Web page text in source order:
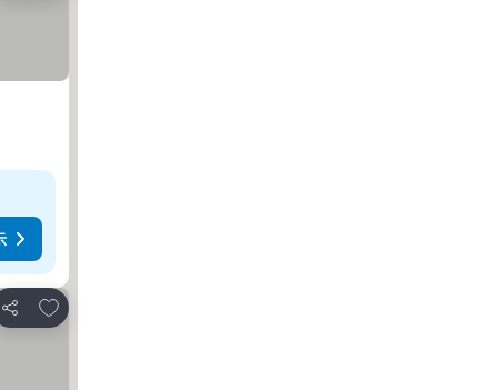
シェア
お気に入りに追加